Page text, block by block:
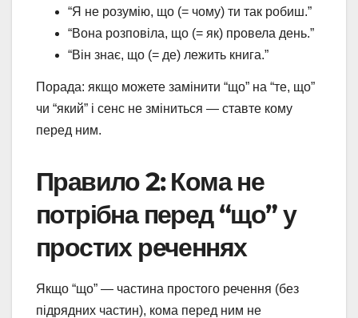
“Я не розумію, що (= чому) ти так робиш.”
“Вона розповіла, що (= як) провела день.”
“Він знає, що (= де) лежить книга.”
Порада: якщо можете замінити “що” на “те, що”
чи “який” і сенс не зміниться — ставте кому
перед ним.
Правило 2: Кома не
потрібна перед “що” у
простих реченнях
Якщо “що” — частина простого речення (без
підрядних частин), кома перед ним не